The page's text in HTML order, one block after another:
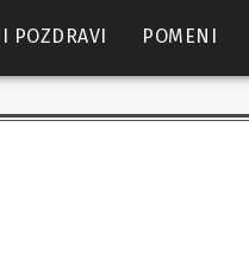
POZDRAVI POMENI